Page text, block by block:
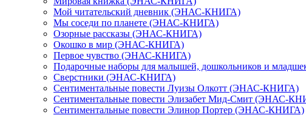
Мой читательский дневник (ЭНАС-КНИГА)
Мы соседи по планете (ЭНАС-КНИГА)
Озорные рассказы (ЭНАС-КНИГА)
Окошко в мир (ЭНАС-КНИГА)
Первое чувство (ЭНАС-КНИГА)
Подарочные наборы для малышей, дошкольников и
Сверстники (ЭНАС-КНИГА)
Сентиментальные повести Луизы Олкотт (ЭНАС-КНИГА)
Сентиментальные повести Элизабет Мид-Смит (ЭНАС-
Сентиментальные повести Элинор Портер (ЭНАС-КНИГА)